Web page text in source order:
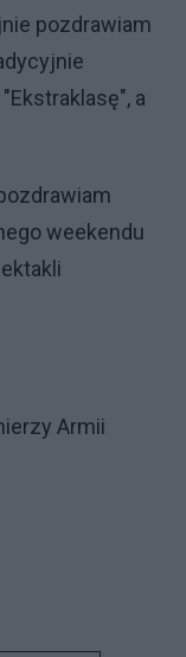
pozdrawiam
a
weekendu
Armii